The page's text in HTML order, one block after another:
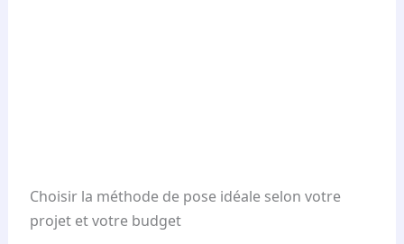
Choisir la méthode de pose idéale selon votre
projet et votre budget